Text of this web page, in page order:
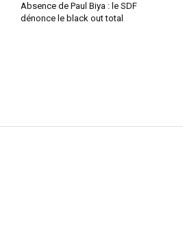
Absence de Paul Biya : le SDF
dénonce le black out total